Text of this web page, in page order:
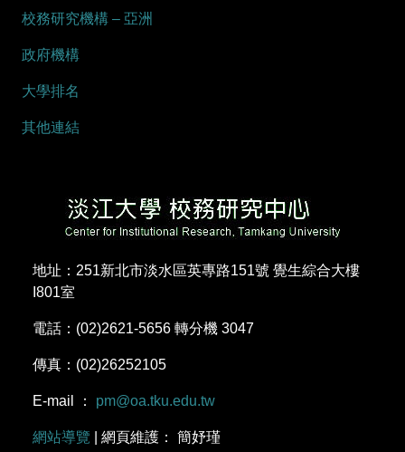
校務研究機構 – 亞洲
政府機構
大學排名
其他連結
地址：251新北市淡水區英專路151號 覺生綜合大樓
I801室
電話：(02)2621-5656 轉分機 3047
傳真：(02)26252105
E-mail ： pm@oa.tku.edu.tw
網站導覽 | 網頁維護： 簡妤瑾